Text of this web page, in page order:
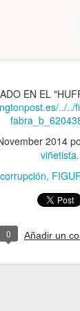
EN EL
../
2014
viñetista.
corrupción
0 Añadir un